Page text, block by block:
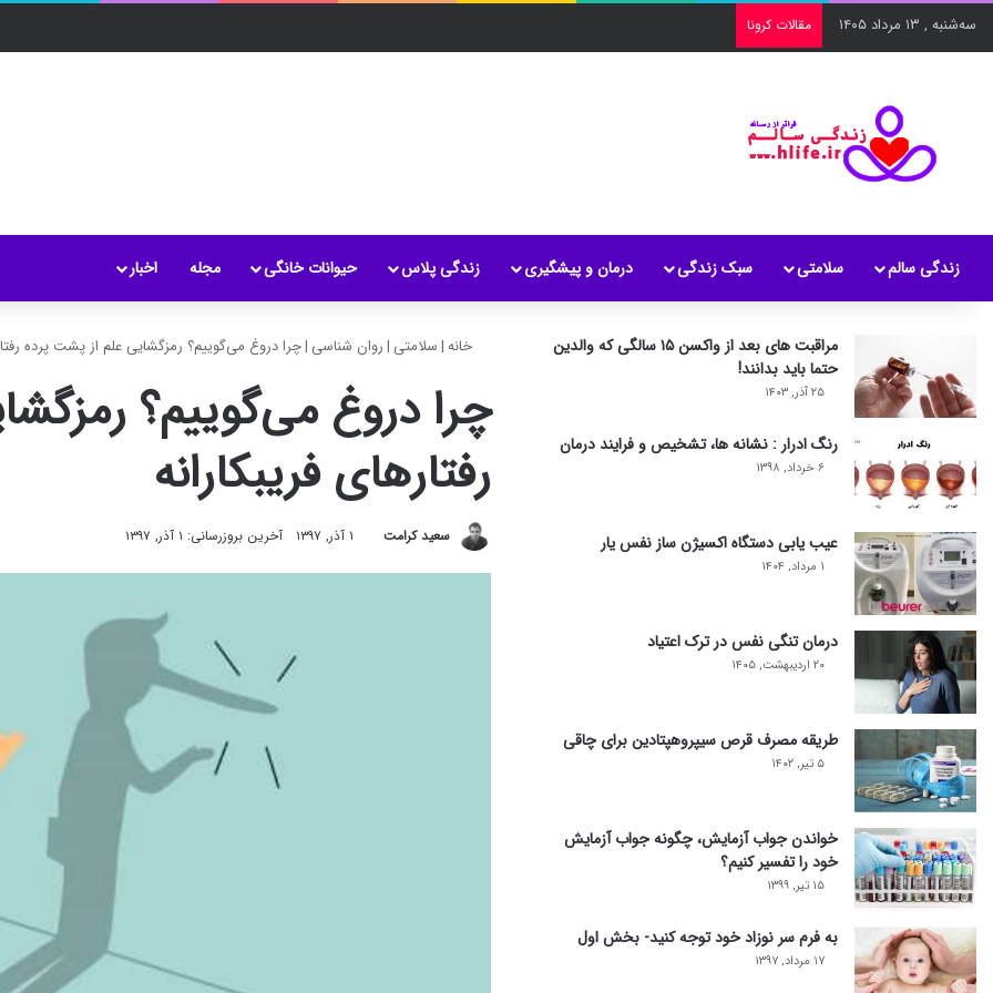
سه‌شنبه , ۱۳ مرداد ۱۴۰۵ مقالات کرونا
زندگی سالم سلامتی سبک زندگی درمان و پیشگیری زندگی پلاس حیوانات خانگی مجله اخبار
خانه|سلامتی |روان شناسی |چرا دروغ می‌گوییم؟ رمزگشایی علم از پشت پرده
چرا دروغ می‌گوییم؟
رفتارهای فریبکارانه
سعید کرامت ۱ آذر, ۱۳۹۷ آخرین بروزرسانی: ۱ آذر, ۱۳۹۷
مراقبت های بعد از واکسن ۱۵ سالگی که والدین
حتما باید بدانند!
۲۵ آذر, ۱۴۰۳
رنگ ادرار : نشانه ها، تشخیص و فرایند درمان
۶ خرداد, ۱۳۹۸
عیب یابی دستگاه اکسیژن ساز نفس یار
۱ مرداد, ۱۴۰۴
درمان تنگی نفس در ترک اعتیاد
۲۰ اردیبهشت, ۱۴۰۵
طریقه مصرف قرص سیپروهپتادین برای چاقی
۵ تیر, ۱۴۰۲
خواندن جواب آزمایش، چگونه جواب آزمایش
خود را تفسیر کنیم؟
۱۵ تیر, ۱۳۹۹
به فرم سر نوزاد خود توجه کنید- بخش اول
۱۷ مرداد, ۱۳۹۷